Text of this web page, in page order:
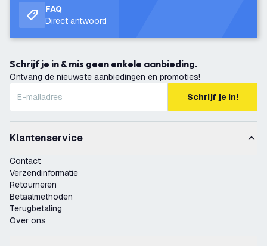
FAQ
Direct antwoord
Schrijf je in & mis geen enkele aanbieding.
Ontvang de nieuwste aanbiedingen en promoties!
Schrijf je in!
Klantenservice
Contact
Verzendinformatie
Retourneren
Betaalmethoden
Terugbetaling
Over ons